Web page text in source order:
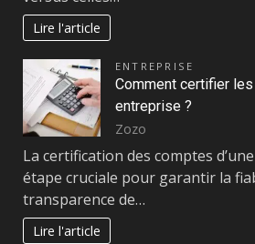
Lire l'article
ENTREPRISE
Comment certifier les
entreprise ?
Zozo
La certification des comptes
étape cruciale pour garantir la
transparence de…
Lire l'article